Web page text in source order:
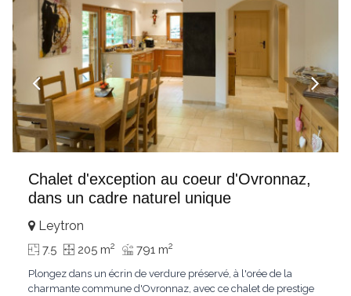
Chalet d'exception au coeur d'Ovronnaz,
dans un cadre naturel unique
Leytron
7.5 205 m2 791 m2
Plongez dans un écrin de verdure préservé, à l'orée de la
charmante commune d'Ovronnaz, avec ce chalet de prestige